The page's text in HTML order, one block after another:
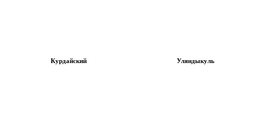
Курдайский Уляндыкуль